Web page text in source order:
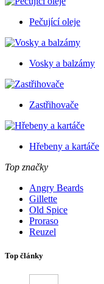
Pečující oleje
Vosky a balzámy
Zastřihovače
Hřebeny a kartáče
Top značky
Angry Beards
Gillette
Old Spice
Proraso
Reuzel
Top články